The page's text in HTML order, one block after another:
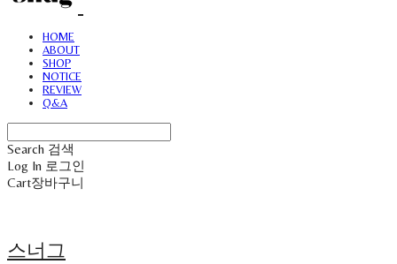
HOME
ABOUT
SHOP
NOTICE
REVIEW
Q&A
Search 검색
Log In 로그인
Cart장바구니
스너그